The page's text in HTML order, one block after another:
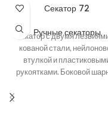
Секатор 72
Ручные секаторы
Секатор с двумя
кованой стали,
втулкой и
рукоятками. Боковой